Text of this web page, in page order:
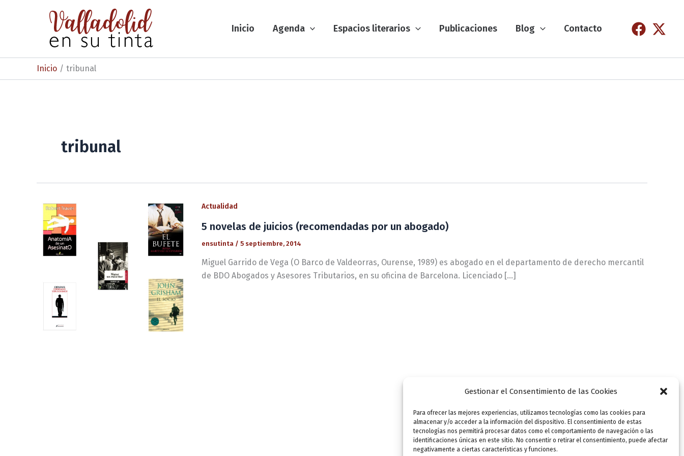
Gestionar el Consentimiento de las Cookies
Para ofrecer las mejores experiencias, utilizamos tecnologías como las cookies para
almacenar y/o acceder a la información del dispositivo. El consentimiento de estas
tecnologías nos permitirá procesar datos como el comportamiento de navegación o las
identificaciones únicas en este sitio. No consentir o retirar el consentimiento, puede afectar
negativamente a ciertas características y funciones.
Inicio Agenda Espacios literarios Publicaciones Blog Contacto
Inicio tribunal
tribunal
Actualidad
5 novelas de juicios (recomendadas por un abogado)
ensutinta / 5 septiembre, 2014
Miguel Garrido de Vega (O Barco de Valdeorras, Ourense, 1989) es abogado en el departamento de derecho mercantil
de BDO Abogados y Asesores Tributarios, en su oficina de Barcelona. Licenciado […]